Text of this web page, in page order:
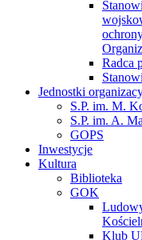
Radca
Jednostki
S.P. im. M.
S.P. im. A.
GOPS
Inwestycje
Kultura
Biblioteka
GOK
Klub